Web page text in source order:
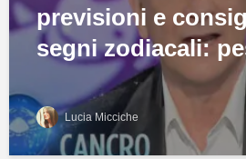
previsioni e
segni zodiacali:
Lucia Micciche